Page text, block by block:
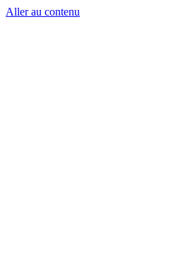
Aller au contenu